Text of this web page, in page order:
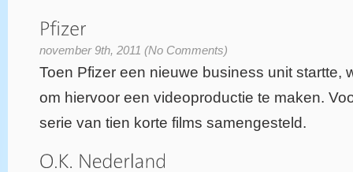
november 9th, 2011 (No Comments)
Toen Pfizer een nieuwe business unit startte,
om hiervoor een videoproductie te maken.
serie van tien korte films samengesteld.